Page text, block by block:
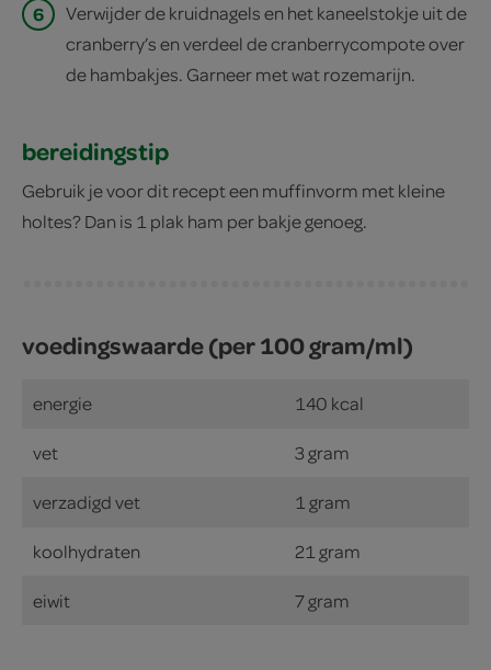
6
Verwijder de kruidnagels en het kaneelstokje uit de
cranberry’s en verdeel de cranberrycompote over
de hambakjes. Garneer met wat rozemarijn.
bereidingstip
Gebruik je voor dit recept een muffinvorm met kleine
holtes? Dan is 1 plak ham per bakje genoeg.
voedingswaarde (per 100 gram/ml)
energie 140 kcal
vet 3 gram
verzadigd vet 1 gram
koolhydraten 21 gram
eiwit 7 gram